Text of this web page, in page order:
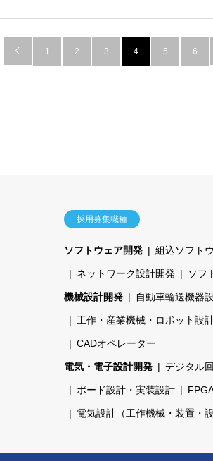
 1 2 3 4 5 6
採用募集職種
ソフトウェア開発 組込ソフト
ネットワーク設計開発 ソフ
機械設計開発 自動車輸送機器
工作・産業機械・ロボット設
CADオペレーター
電気・電子設計開発 デジタル
ボード設計・実装設計
電気設計（工作機械・装置・